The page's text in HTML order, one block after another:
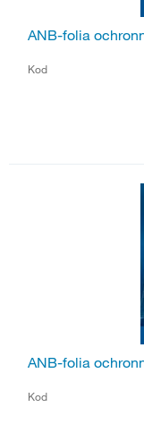
ANB-folia
Kod
ANB-folia
Kod